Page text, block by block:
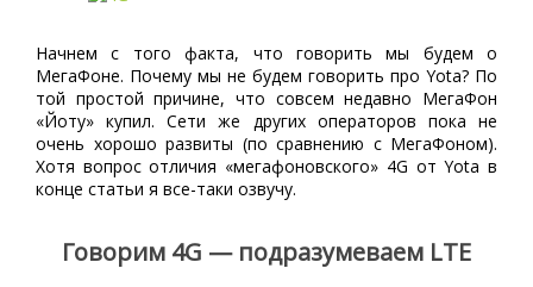
Начнем с того факта, что говорить мы будем о
МегаФоне. Почему мы не будем говорить про Yota? По
той простой причине, что совсем недавно МегаФон
«Йоту» купил. Сети же других операторов пока не
очень хорошо развиты (по сравнению с МегаФоном).
Хотя вопрос отличия «мегафоновского» 4G от Yota в
конце статьи я все-таки озвучу.
Говорим 4G — подразумеваем LTE